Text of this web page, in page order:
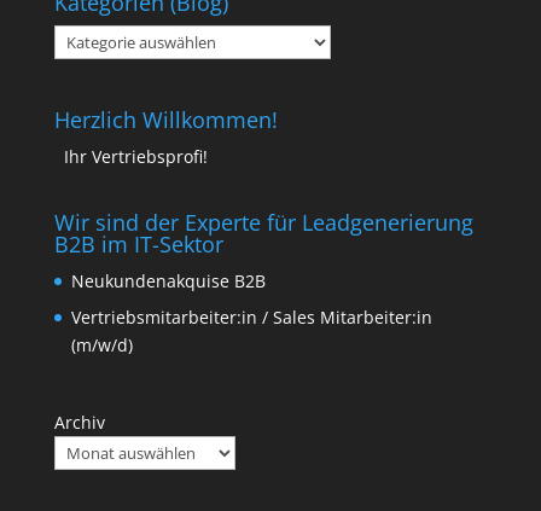
Kategorien
(Blog)
Herzlich Willkommen!
Ihr Vertriebsprofi!
Wir sind der Experte für Leadgenerierung
B2B im IT-Sektor
Neukundenakquise B2B
Vertriebsmitarbeiter:in / Sales Mitarbeiter:in
(m/w/d)
Archiv